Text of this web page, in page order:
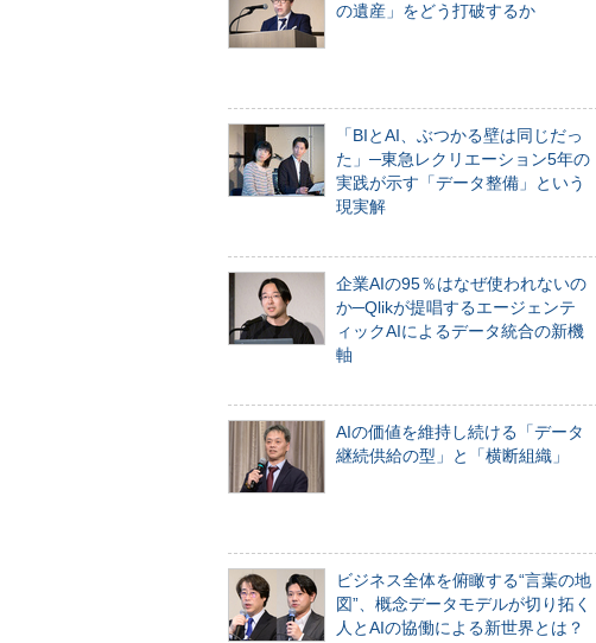
の遺産」をどう打破するか
「BIとAI、ぶつかる壁は同じだっ
た」─東急レクリエーション5年の
実践が示す「データ整備」という
現実解
企業AIの95％はなぜ使われないの
か─Qlikが提唱するエージェンテ
ィックAIによるデータ統合の新機
軸
AIの価値を維持し続ける「データ
継続供給の型」と「横断組織」
ビジネス全体を俯瞰する“言葉の地
図”、概念データモデルが切り拓く
人とAIの協働による新世界とは？